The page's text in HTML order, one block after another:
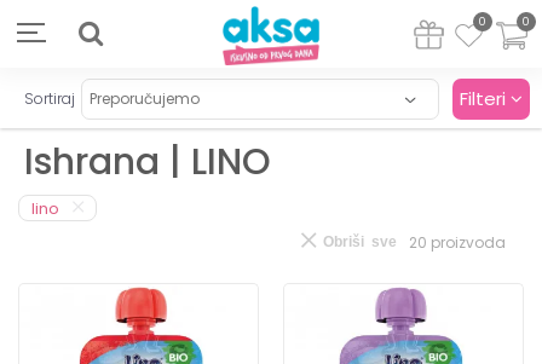
0
0
Ishrana | LINO
Sortiraj Filteri
lino
20 proizvoda
Obriši sve